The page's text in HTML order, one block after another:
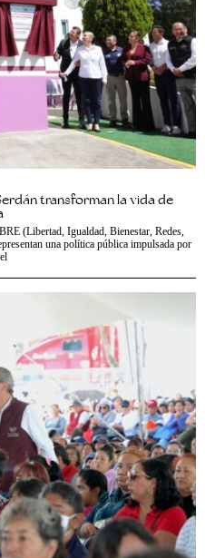
transforman la vida de
(Libertad, Igualdad, Bienestar, Redes,
una política pública impulsada por